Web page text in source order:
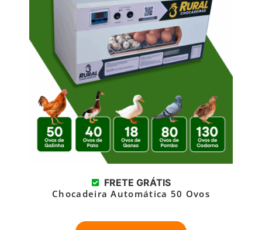
FRETE GRÁTIS
Chocadeira Automática 50 Ovos